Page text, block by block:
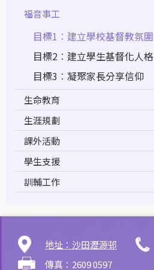
福音事工
目標1︰建立學校基督教氛圍
目標2︰建立學生基督化人格
目標3︰凝聚家長分享信仰
生命教育
生涯規劃
課外活動
學生支援
訓輔工作
地址：沙田瀝源邨
傳真：2609 0597